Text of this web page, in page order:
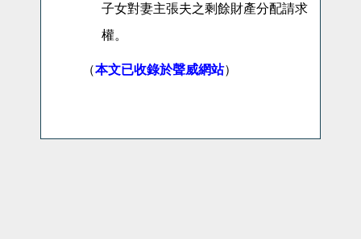
子女對妻主張夫之剩餘財產分配請求
權。
（本文已收錄於聲威網站）